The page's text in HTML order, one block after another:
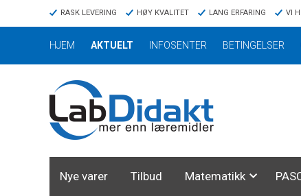
RASK LEVERING HØY KVALITET LANG ERFARING VI
HJEM AKTUELT INFOSENTER BETINGELSER
Nye varer Tilbud Matematikk